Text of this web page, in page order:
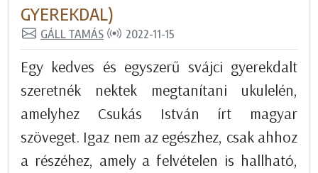
GYEREKDAL)
GÁLL TAMÁS 2022-11-15
Egy kedves és egyszerű svájci gyerekdalt
szeretnék nektek megtanítani ukulelén,
amelyhez Csukás István írt magyar
szöveget. Igaz nem az egészhez, csak ahhoz
a részéhez, amely a felvételen is hallható,